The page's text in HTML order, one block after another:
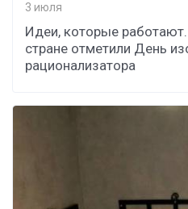
3 июля
Идеи, которые
стране отметили День
рационализатора